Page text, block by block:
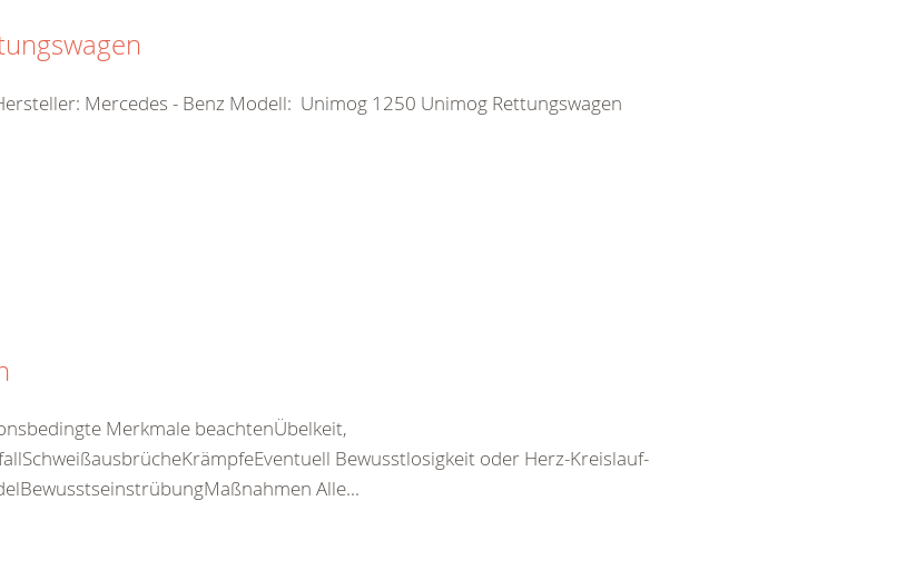
Mercedes - Benz Modell: Unimog 1250 Unimog Rettungswagen
Merkmale beachtenÜbelkeit,
Bewusstlosigkeit oder Herz-Kreislauf-
Alle...